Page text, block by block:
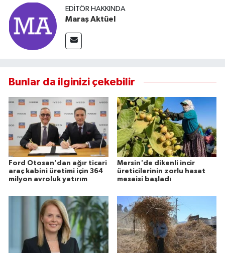
EDITÖR HAKKINDA
Maraş Aktüel
Bunlar da ilginizi çekebilir
Ford Otosan'dan ağır ticari
araç kabini üretimi için 364
milyon avroluk yatırım
Mersin'de dikenli incir
üreticilerinin zorlu hasat
mesaisi başladı